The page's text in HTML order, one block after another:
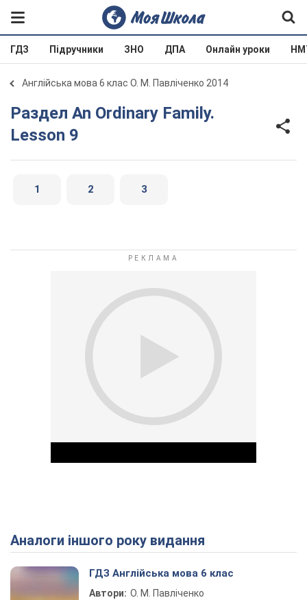
ГДЗ Підручники ЗНО ДПА Онлайн уроки
Англійська мова 6 клас О. М. Павліченко 2014
Раздел An Ordinary Family.
Lesson 9
1 2 3
Play Video
Аналоги іншого року видання
ГДЗ Англійська мова 6 клас
Автори: О. М. Павліченко